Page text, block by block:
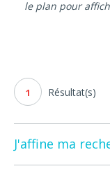
le plan pour
1 Résultat(s)
J'affine ma